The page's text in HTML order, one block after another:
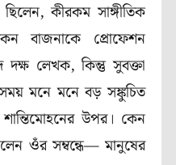
কীরকম সাঙ্গীতিক
বাজনাকে প্রোফেশন
দক্ষ লেখক, কিন্তু সুবক্তা
মনে মনে বড় সঙ্কুচিত
উপর। কেন
ওঁর সম্বন্ধে— মানুষের